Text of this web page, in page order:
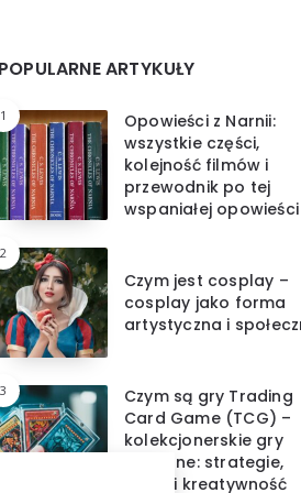
POPULARNE ARTYKUŁY
1
Opowieści z Narnii:
wszystkie części,
kolejność filmów i
przewodnik po tej
wspaniałej opowieści
2
Czym jest cosplay –
cosplay jako forma
artystyczna i
3
Czym są gry Trading
Card Game (TCG) –
kolekcjonerskie gry
karciane: strategie,
pasje i kreatywność